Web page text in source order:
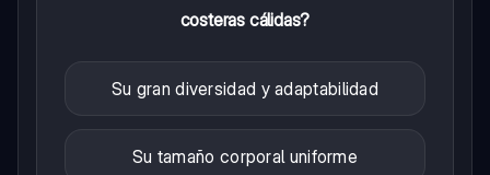
costeras cálidas?
Su gran diversidad y adaptabilidad
Su tamaño corporal uniforme